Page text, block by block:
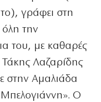
γράφει στη
την
του, με καθαρές
Λαζαρίδης
στην Αμαλιάδα
Ο